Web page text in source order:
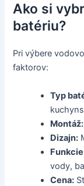
Ako si
batériu?
Pri výbere
faktorov:
Typ
Montáž:
Dizajn:
vody,
Cena: